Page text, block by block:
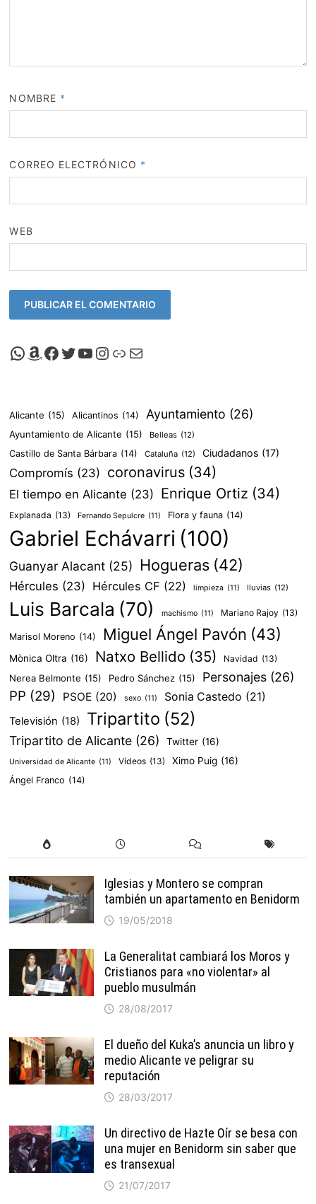
NOMBRE *
CORREO ELECTRÓNICO *
WEB
Canal de Whatsapp de Viscalacant
Comprar en Amazon
Facebook de Viscalacant
Twitter de Viscalacant
Canal de Youtube de Viscalacant
Instagram de Viscalacant
Viscalacant en Polkaverse
Correo electrónico
Alicante (15) Alicantinos (14) Ayuntamiento (26)
Ayuntamiento de Alicante (15) Belleas (12)
Castillo de Santa Bárbara (14) Cataluña (12) Ciudadanos (17)
Compromís (23) coronavirus (34)
El tiempo en Alicante (23) Enrique Ortiz (34)
Explanada (13) Fernando Sepulcre (11) Flora y fauna (14)
Gabriel Echávarri (100)
Guanyar Alacant (25) Hogueras (42)
Hércules (23) Hércules CF (22) limpieza (11) lluvias (12)
Luis Barcala (70) machismo (11) Mariano Rajoy (13)
Marisol Moreno (14) Miguel Ángel Pavón (43)
Mònica Oltra (16) Natxo Bellido (35) Navidad (13)
Nerea Belmonte (15) Pedro Sánchez (15) Personajes (26)
PP (29) PSOE (20) sexo (11) Sonia Castedo (21)
Televisión (18) Tripartito (52)
Tripartito de Alicante (26) Twitter (16)
Universidad de Alicante (11) Vídeos (13) Ximo Puig (16)
Ángel Franco (14)
Iglesias y Montero se compran
también un apartamento en Benidorm
19/05/2018
La Generalitat cambiará los Moros y
Cristianos para «no violentar» al
pueblo musulmán
28/08/2017
El dueño del Kuka’s anuncia un libro y
medio Alicante ve peligrar su
reputación
28/03/2017
Un directivo de Hazte Oír se besa con
una mujer en Benidorm sin saber que
es transexual
21/07/2017